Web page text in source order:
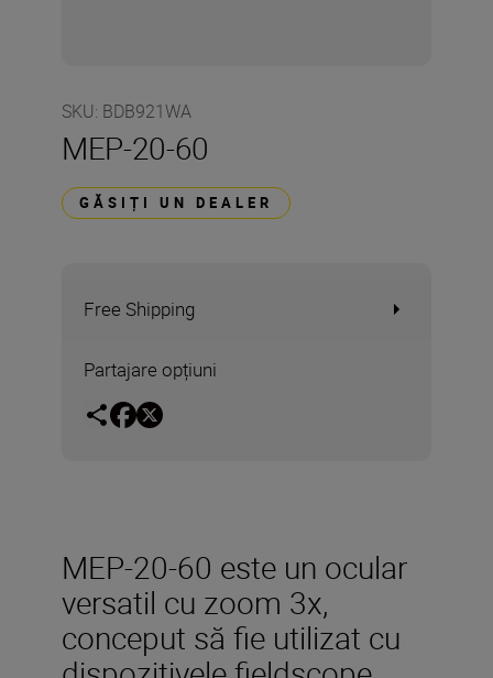
SKU: BDB921WA
MEP-20-60
GĂSIȚI UN DEALER
Free Shipping
Partajare opțiuni
MEP-20-60 este un ocular
versatil cu zoom 3x,
conceput să fie utilizat cu